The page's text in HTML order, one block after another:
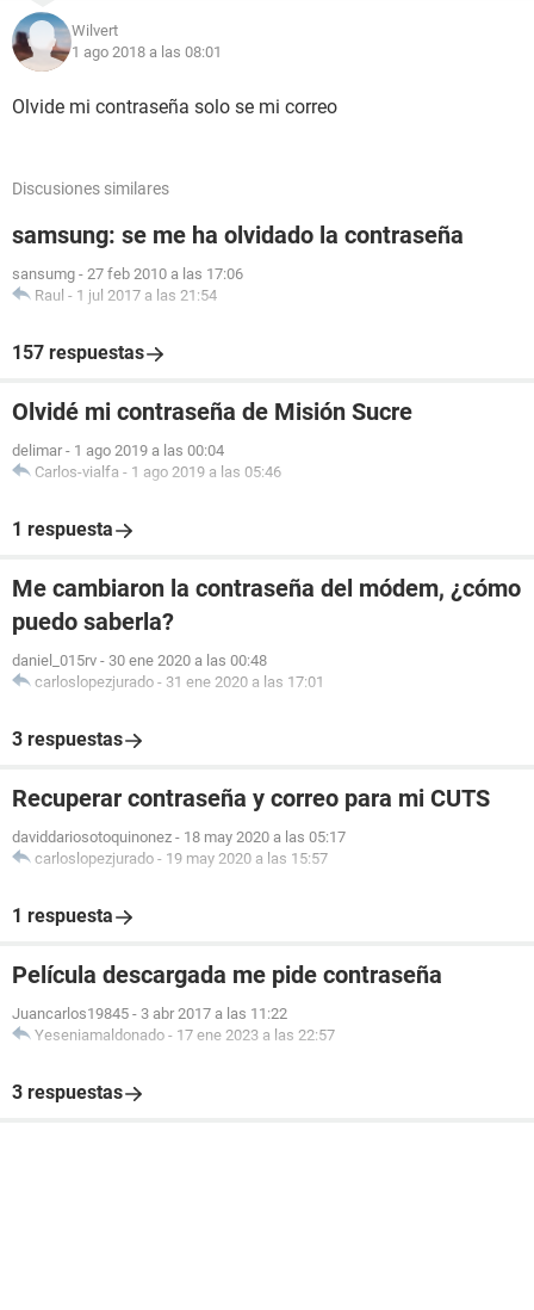
Wilvert
1 ago 2018 a las 08:01
Olvide mi contraseña solo se mi correo
Discusiones similares
samsung: se me ha olvidado la contraseña
sansumg - 27 feb 2010 a las 17:06
Raul - 1 jul 2017 a las 21:54
157 respuestas
Olvidé mi contraseña de Misión Sucre
delimar - 1 ago 2019 a las 00:04
Carlos-vialfa - 1 ago 2019 a las 05:46
1 respuesta
Me cambiaron la contraseña del módem, ¿cómo
puedo saberla?
daniel_015rv - 30 ene 2020 a las 00:48
carloslopezjurado - 31 ene 2020 a las 17:01
3 respuestas
Recuperar contraseña y correo para mi CUTS
daviddariosotoquinonez - 18 may 2020 a las 05:17
carloslopezjurado - 19 may 2020 a las 15:57
1 respuesta
Película descargada me pide contraseña
Juancarlos19845 - 3 abr 2017 a las 11:22
Yeseniamaldonado - 17 ene 2023 a las 22:57
3 respuestas